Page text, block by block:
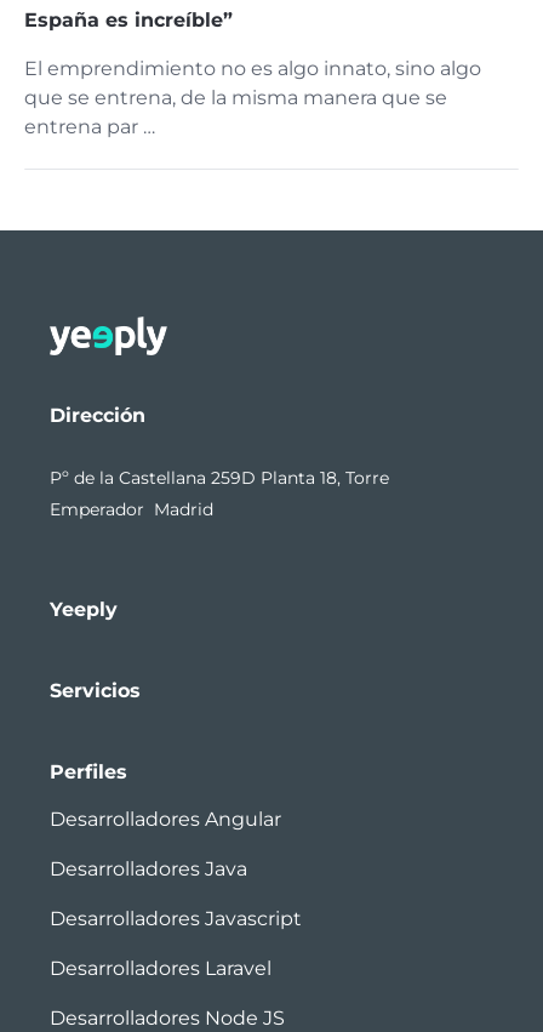
España es increíble”
El emprendimiento no es algo innato, sino algo
que se entrena, de la misma manera que se
entrena par …
Dirección
Pº de la Castellana 259D Planta 18, Torre
Emperador Madrid
Yeeply
Servicios
Perfiles
Desarrolladores Angular
Desarrolladores Java
Desarrolladores Javascript
Desarrolladores Laravel
Desarrolladores Node JS